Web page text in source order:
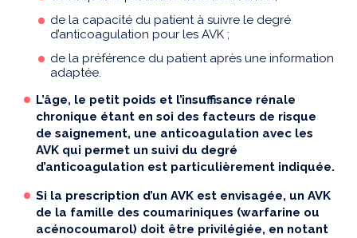
de la capacité du patient à suivre le degré
d’anticoagulation pour les AVK ;
de la préférence du patient après une information
adaptée.
L’âge, le petit poids et l’insuffisance rénale
chronique étant en soi des facteurs de risque
de saignement, une anticoagulation avec les
AVK qui permet un suivi du degré
d’anticoagulation est particulièrement indiquée.
Si la prescription d’un AVK est envisagée, un AVK
de la famille des coumariniques (warfarine ou
acénocoumarol) doit être privilégiée, en notant